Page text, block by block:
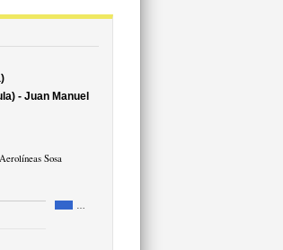
- Juan Manuel
Sosa